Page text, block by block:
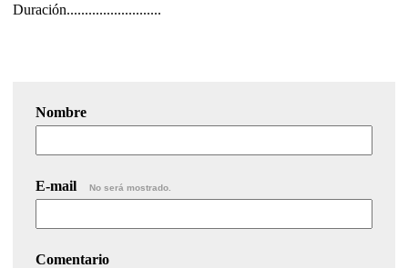
Duración..........................
Nombre
E-mail No será mostrado.
Comentario